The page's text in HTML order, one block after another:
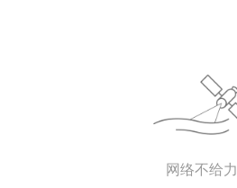
网络不给力